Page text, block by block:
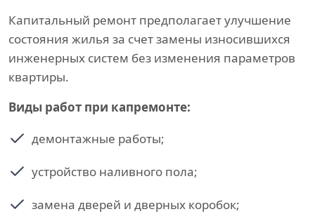
Капитальный ремонт предполагает улучшение
состояния жилья за счет замены износившихся
инженерных систем без изменения параметров
квартиры.
Виды работ при капремонте:
демонтажные работы;
устройство наливного пола;
замена дверей и дверных коробок;